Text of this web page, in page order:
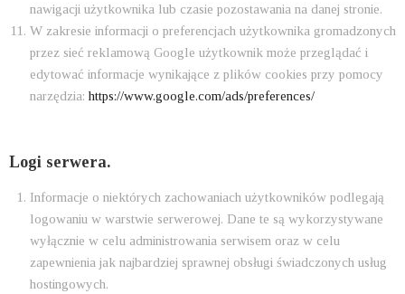
nawigacji użytkownika lub czasie pozostawania na danej stronie.
W zakresie informacji o preferencjach użytkownika gromadzonych
przez sieć reklamową Google użytkownik może przeglądać i
edytować informacje wynikające z plików cookies przy pomocy
narzędzia: https://www.google.com/ads/preferences/
Logi serwera.
Informacje o niektórych zachowaniach użytkowników podlegają
logowaniu w warstwie serwerowej. Dane te są wykorzystywane
wyłącznie w celu administrowania serwisem oraz w celu
zapewnienia jak najbardziej sprawnej obsługi świadczonych usług
hostingowych.